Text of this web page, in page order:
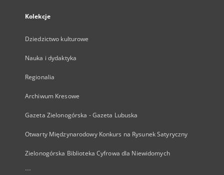
Kolekcje
Dziedzictwo kulturowe
Nauka i dydaktyka
Regionalia
Archiwum Kresowe
Gazeta Zielonogórska - Gazeta Lubuska
Otwarty Międzynarodowy Konkurs na Rysunek Satyryczny
Zielonogórska Biblioteka Cyfrowa dla Niewidomych
...